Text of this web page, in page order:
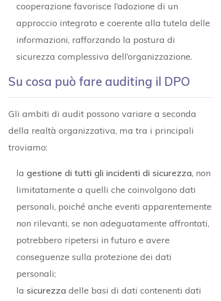
cooperazione favorisce l’adozione di un
approccio integrato e coerente alla tutela delle
informazioni, rafforzando la postura di
sicurezza complessiva dell’organizzazione.
Su cosa può fare auditing il DPO
Gli ambiti di audit possono variare a seconda
della realtà organizzativa, ma tra i principali
troviamo:
la gestione di tutti gli incidenti di sicurezza, non
limitatamente a quelli che coinvolgono dati
personali, poiché anche eventi apparentemente
non rilevanti, se non adeguatamente affrontati,
potrebbero ripetersi in futuro e avere
conseguenze sulla protezione dei dati
personali;
la sicurezza delle basi di dati contenenti dati